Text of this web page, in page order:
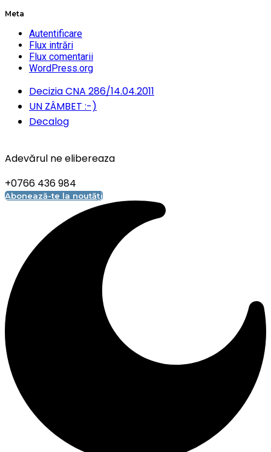
Meta
Autentificare
Flux intrări
Flux comentarii
WordPress.org
Decizia CNA 286/14.04.2011
UN ZÂMBET :-)
Decalog
Adevărul ne elibereaza
+0766 436 984
Abonează-te la noutăți